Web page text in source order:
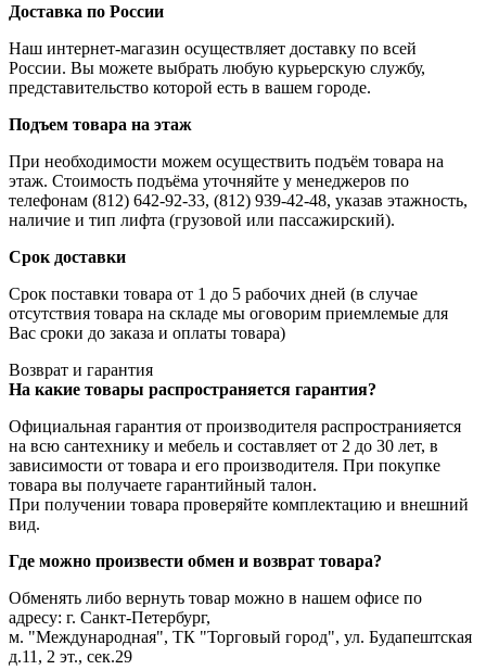
Доставка по России
Наш интернет-магазин осуществляет доставку по всей
России. Вы можете выбрать любую курьерскую службу,
представительство которой есть в вашем городе.
Подъем товара на этаж
При необходимости можем осуществить подъём товара на
этаж. Стоимость подъёма уточняйте у менеджеров по
телефонам (812) 642-92-33, (812) 939-42-48, указав этажность,
наличие и тип лифта (грузовой или пассажирский).
Срок доставки
Срок поставки товара от 1 до 5 рабочих дней (в случае
отсутствия товара на складе мы оговорим приемлемые для
Вас сроки до заказа и оплаты товара)
Возврат и гарантия
На какие товары распространяется гарантия?
Официальная гарантия от производителя распространияется
на всю сантехнику и мебель и составляет от 2 до 30 лет, в
зависимости от товара и его производителя. При покупке
товара вы получаете гарантийный талон.
При получении товара проверяйте комплектацию и внешний
вид.
Где можно произвести обмен и возврат товара?
Обменять либо вернуть товар можно в нашем офисе по
адресу: г. Санкт-Петербург,
м. "Международная", ТК "Торговый город", ул. Будапештская
д.11, 2 эт., сек.29